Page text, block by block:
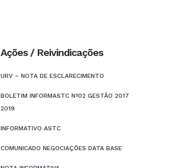
Ações / Reivindicações
URV – NOTA DE ESCLARECIMENTO
BOLETIM INFORMASTC Nº02 GESTÃO 2017
2019
INFORMATIVO ASTC
COMUNICADO NEGOCIAÇÕES DATA BASE